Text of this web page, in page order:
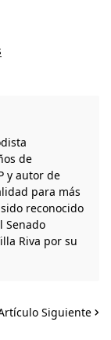
de
y autor de
para más
reconocido
Senado
Riva por su
Siguiente